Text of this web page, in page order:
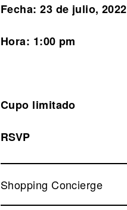
Fecha: 23 de julio, 2022
Hora: 1:00 pm
Cupo limitado
RSVP
Shopping Concierge